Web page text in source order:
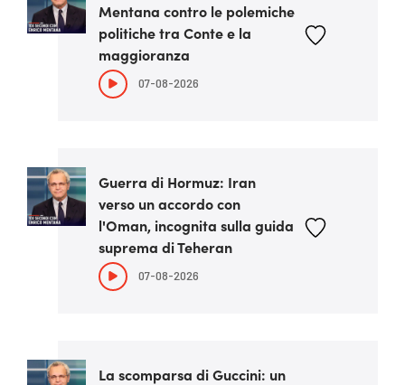
Mentana contro le polemiche
politiche tra Conte e la
maggioranza
07-08-2026
Guerra di Hormuz: Iran
verso un accordo con
l'Oman, incognita sulla guida
suprema di Teheran
07-08-2026
La scomparsa di Guccini: un